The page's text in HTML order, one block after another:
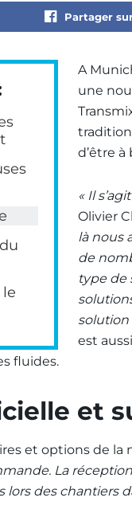
Partager
A
une
d’être
« Il
Olivier
là nous
de
type de
solution
est
fluides.
et
et options de la
La
lors des chantiers